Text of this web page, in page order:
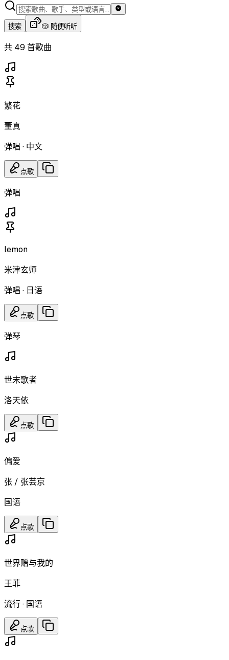
搜索 🎲 随便听听
共 49 首歌曲
繁花
董真
弹唱 · 中文
点歌
弹唱
lemon
米津玄师
弹唱 · 日语
点歌
弹琴
世末歌者
洛天依
点歌
偏爱
张 / 张芸京
国语
点歌
世界赠与我的
王菲
流行· 国语
点歌